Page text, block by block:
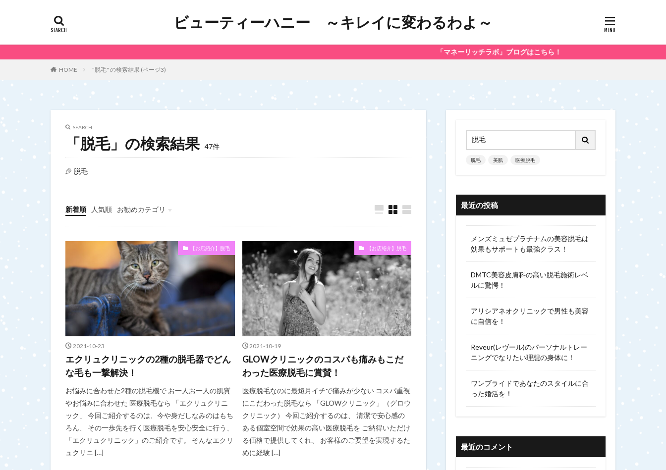
ビューティーハニー ～キレイに変わるわよ～
「マネーリッチラボ」ブログはこちら！
HOME "脱毛" の検索結果 (ページ3)
SEARCH
「脱毛」の検索結果 47件
脱毛
新着順 人気順
お勧めカテゴリ
未分類
【お店紹介】脱毛
2021-10-23
エクリュクリニックの2種の脱毛器でどん
な毛も一撃解決！
お悩みに合わせた2種の脱毛機で お一人お一人の肌質
やお悩みに合わせた 医療脱毛なら 「エクリュクリニ
ック」 今回ご紹介するのは、今や身だしなみのはもち
ろん、 その一歩先を行く医療脱毛を安心安全に行う、
「エクリュクリニック」のご紹介です。 そんなエクリ
ュクリニ […]
【お店紹介】脱毛
2021-10-19
GLOWクリニックのコスパも痛みもこだ
わった医療脱毛に賞賛！
医療脱毛なのに最短月イチで痛みが少ない コスパ重視
にこだわった脱毛なら 「GLOWクリニック」（グロウ
クリニック） 今回ご紹介するのは、 清潔で安心感の
ある個室空間で効果の高い医療脱毛を ご納得いただけ
る価格で提供してくれ、 お客様のご要望を実現するた
めに経験 […]
脱毛 美肌 医療脱毛
最近の投稿
メンズミュゼプラチナムの美容脱毛は
効果もサポートも最強クラス！
DMTC美容皮膚科の高い脱毛施術レベ
ルに驚愕！
アリシアネオクリニックで男性も美容
に自信を！
Reveur(レヴール)のパーソナルトレー
ニングでなりたい理想の身体に！
ワンブライドであなたのスタイルに合
った婚活を！
最近のコメント